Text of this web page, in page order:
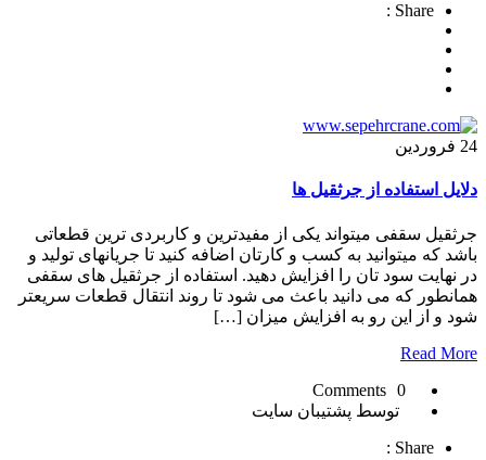
Share :
24 فروردین
دلایل استفاده از جرثقیل ها
جرثقیل سقفی میتواند یکی از مفیدترین و کاربردی ترین قطعاتی
باشد که میتوانید به کسب و کارتان اضافه کنید تا جریانهای تولید و
در نهایت سود تان را افزایش دهید. استفاده از جرثقیل های سقفی
همانطور که می دانید باعث می شود تا روند انتقال قطعات سریعتر
شود و از این رو به افزایش میزان […]
Read More
0 Comments
توسط پشتیبان سایت
Share :